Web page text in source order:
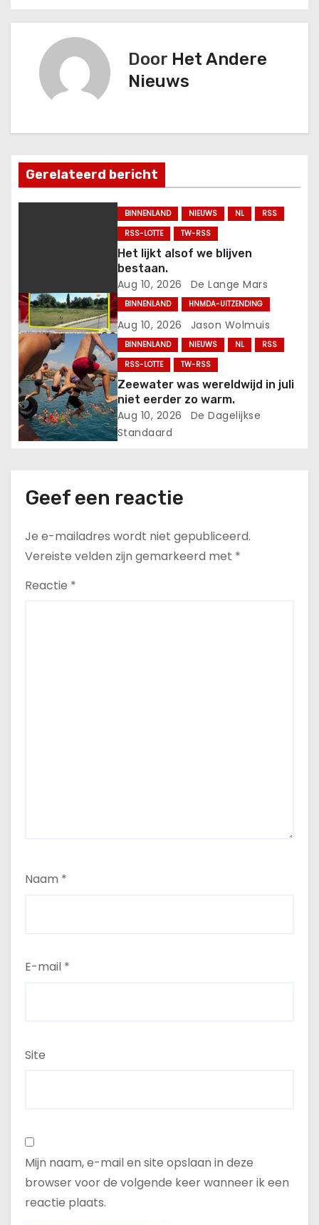
c
v
i
t
i
e
Door Het Andere
Nieuws
Gerelateerd bericht
BINNENLAND NIEUWS NL
RSS
RSS-LOTTE
TW-RSS
Het lijkt alsof we blijven
bestaan.
Aug 10, 2026 De Lange Mars
BINNENLAND HNMDA-UITZENDING
Aug 10, 2026 Jason Wolmuis
BINNENLAND NIEUWS NL
RSS
RSS-LOTTE
TW-RSS
Zeewater was wereldwijd in juli
niet eerder zo warm.
Aug 10, 2026
De Dagelijkse
Standaard
Geef een reactie
Je e-mailadres wordt niet gepubliceerd.
Vereiste velden zijn gemarkeerd met *
Reactie *
Naam *
E-mail *
Site
Mijn naam, e-mail en site opslaan in deze
browser voor de volgende keer wanneer ik een
reactie plaats.